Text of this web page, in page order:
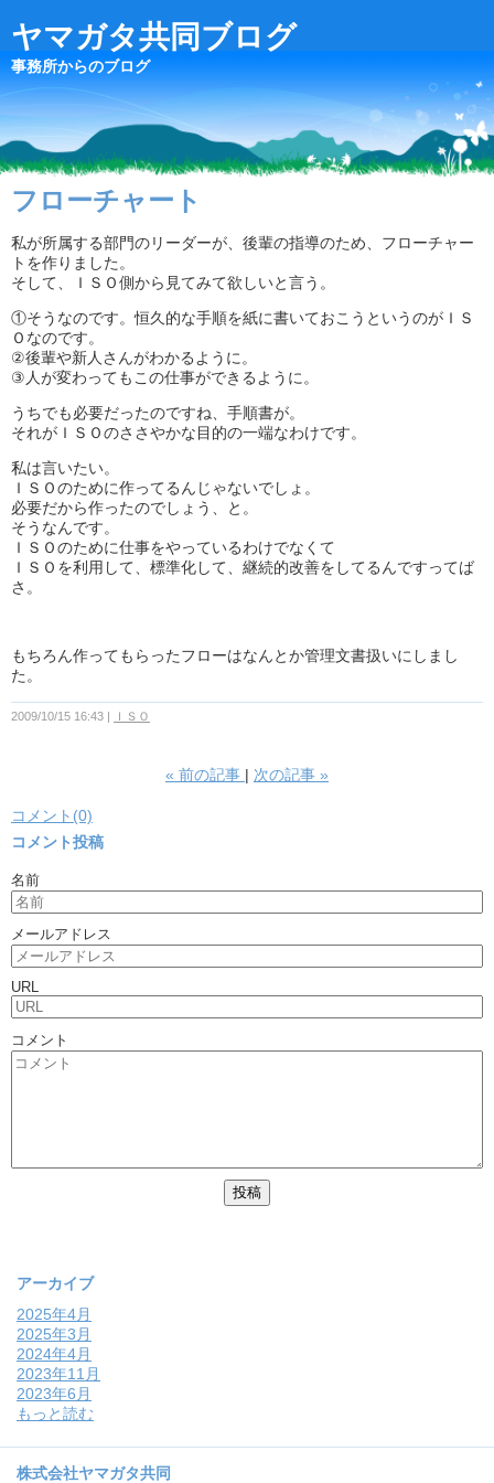
ヤマガタ共同ブログ
事務所からのブログ
フローチャート
私が所属する部門のリーダーが、後輩の指導のため、フローチャー
トを作りました。
そして、ＩＳＯ側から見てみて欲しいと言う。
①そうなのです。恒久的な手順を紙に書いておこうというのがＩＳ
Ｏなのです。
②後輩や新人さんがわかるように。
③人が変わってもこの仕事ができるように。
うちでも必要だったのですね、手順書が。
それがＩＳＯのささやかな目的の一端なわけです。
私は言いたい。
ＩＳＯのために作ってるんじゃないでしょ。
必要だから作ったのでしょう、と。
そうなんです。
ＩＳＯのために仕事をやっているわけでなくて
ＩＳＯを利用して、標準化して、継続的改善をしてるんですってば
さ。
もちろん作ってもらったフローはなんとか管理文書扱いにしまし
た。
2009/10/15 16:43 ＩＳＯ
« 前の記事 次の記事 »
コメント(0)
コメント投稿
名前
メールアドレス
URL
コメント
アーカイブ
2025年4月
2025年3月
2024年4月
2023年11月
2023年6月
もっと読む
株式会社ヤマガタ共同